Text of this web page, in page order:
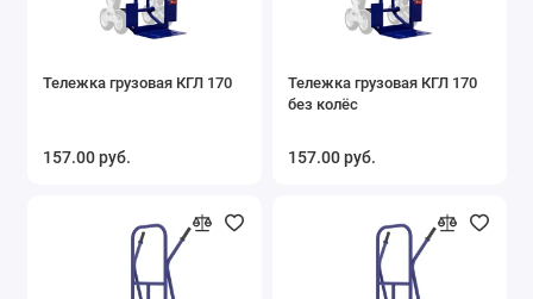
Тележка грузовая КГЛ 170
157.00 руб.
Тележка грузовая КГЛ 170
без колёс
157.00 руб.